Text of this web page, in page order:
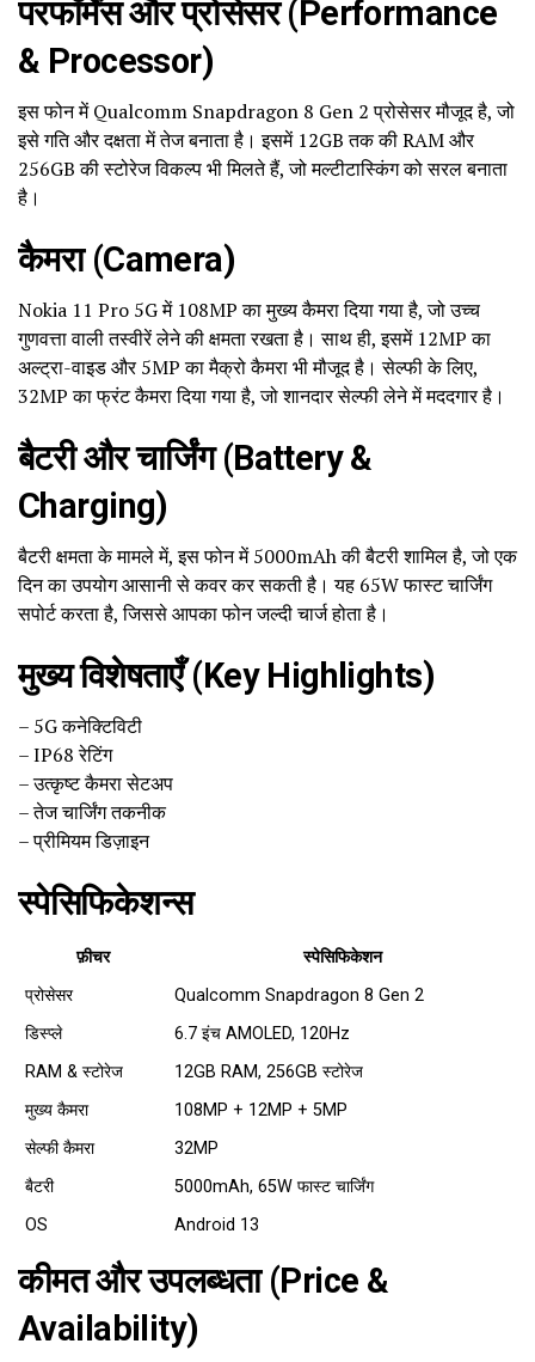
परफॉर्मेंस और प्रोसेसर (Performance
& Processor)
इस फोन में Qualcomm Snapdragon 8 Gen 2 प्रोसेसर मौजूद है, जो
इसे गति और दक्षता में तेज बनाता है। इसमें 12GB तक की RAM और
256GB की स्टोरेज विकल्प भी मिलते हैं, जो मल्टीटास्किंग को सरल बनाता
है।
कैमरा (Camera)
Nokia 11 Pro 5G में 108MP का मुख्य कैमरा दिया गया है, जो उच्च
गुणवत्ता वाली तस्वीरें लेने की क्षमता रखता है। साथ ही, इसमें 12MP का
अल्ट्रा-वाइड और 5MP का मैक्रो कैमरा भी मौजूद है। सेल्फी के लिए,
32MP का फ्रंट कैमरा दिया गया है, जो शानदार सेल्फी लेने में मददगार है।
बैटरी और चार्जिंग (Battery &
Charging)
बैटरी क्षमता के मामले में, इस फोन में 5000mAh की बैटरी शामिल है, जो एक
दिन का उपयोग आसानी से कवर कर सकती है। यह 65W फास्ट चार्जिंग
सपोर्ट करता है, जिससे आपका फोन जल्दी चार्ज होता है।
मुख्य विशेषताएँ (Key Highlights)
– 5G कनेक्टिविटी
– IP68 रेटिंग
– उत्कृष्ट कैमरा सेटअप
– तेज चार्जिंग तकनीक
– प्रीमियम डिज़ाइन
स्पेसिफिकेशन्स
फ़ीचर
स्पेसिफिकेशन
प्रोसेसर
Qualcomm Snapdragon 8 Gen 2
डिस्प्ले
6.7 इंच AMOLED, 120Hz
RAM & स्टोरेज
12GB RAM, 256GB स्टोरेज
मुख्य कैमरा
108MP + 12MP + 5MP
सेल्फी कैमरा
32MP
बैटरी
5000mAh, 65W फास्ट चार्जिंग
OS
Android 13
कीमत और उपलब्धता (Price &
Availability)